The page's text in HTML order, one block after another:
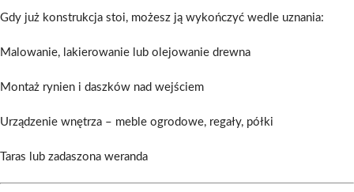
Gdy już konstrukcja stoi, możesz ją wykończyć wedle uznania:
Malowanie, lakierowanie lub olejowanie drewna
Montaż rynien i daszków nad wejściem
Urządzenie wnętrza – meble ogrodowe, regały, półki
Taras lub zadaszona weranda